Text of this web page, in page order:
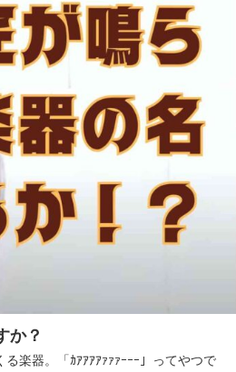
か？
楽器。「ｶｱｱｱｱｧｧｧｰｰｰ」ってやつで